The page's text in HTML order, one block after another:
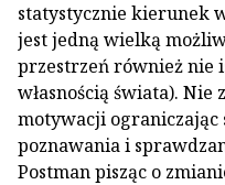
statystycznie kierunek
jest jedną wielką
przestrzeń również nie
własnością świata).
motywacji ograniczając
poznawania i
Postman pisząc o